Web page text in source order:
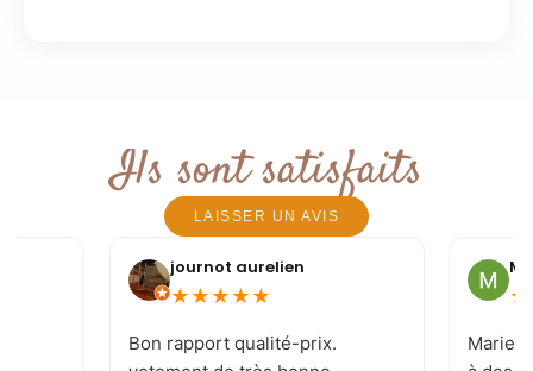
Ils sont satisfaits
LAISSER UN AVIS
journot aurelien
★ ★ ★ ★ ★
Bon rapport qualité-prix.
★
Marie-